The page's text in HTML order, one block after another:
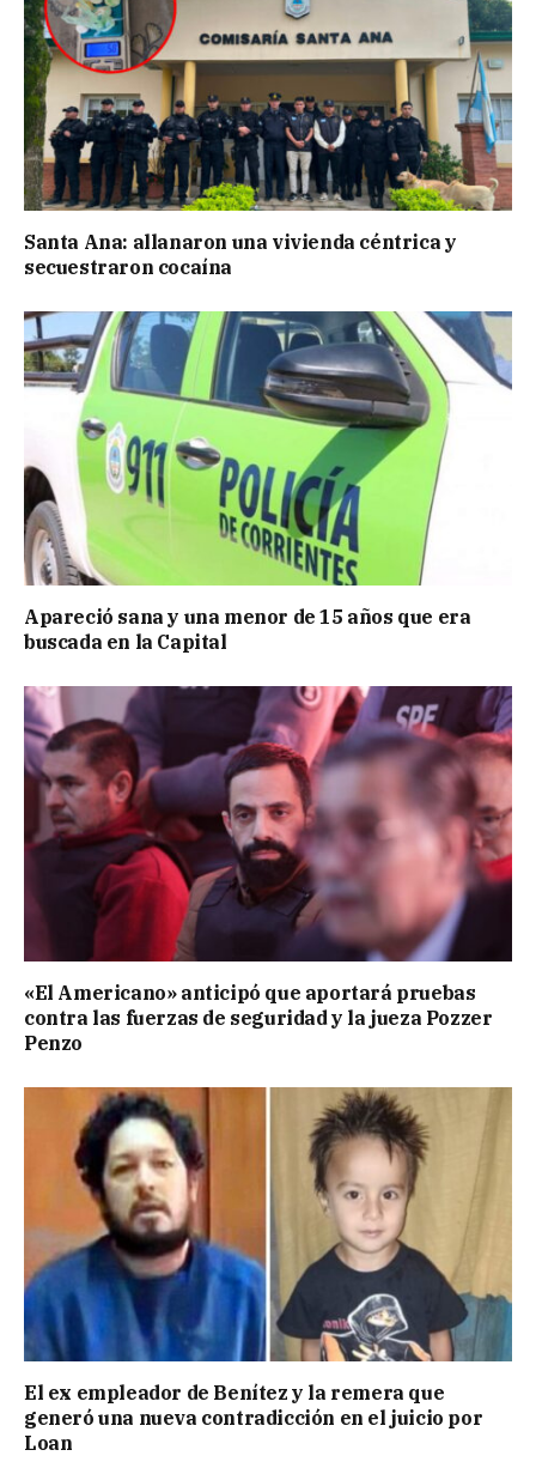
Santa Ana: allanaron una vivienda céntrica y
secuestraron cocaína
Apareció sana y una menor de 15 años que era
buscada en la Capital
«El Americano» anticipó que aportará pruebas
contra las fuerzas de seguridad y la jueza Pozzer
Penzo
El ex empleador de Benítez y la remera que
generó una nueva contradicción en el juicio por
Loan